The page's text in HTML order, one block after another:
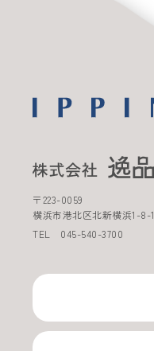
〒223-0059
横浜市港北区北新横浜1-8-1
TEL 045-540-3700